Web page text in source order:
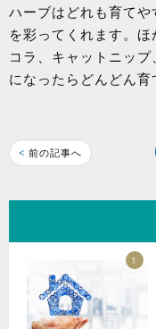
ハーブはどれも育て
を彩ってくれます。
コラ、キャットニッ
になったらどんどん育
< 前の記事へ
1